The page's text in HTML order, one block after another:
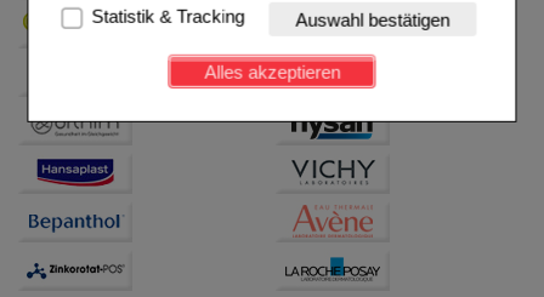
Website notwendig sind (z.B. Navigation, Warenkorb,
Kundenkonto), weshalb auf diese nicht verzichtet
werden kann.
Einkaufserlebnis noch ansprechender zu gestalten,
beispielsweise für die Wiedererkennung des
Besuchers oder unsere Seite an bevorzugte
Verhaltensweisen (z.B. Spracheinstellung)
anzupassen. Komfort-Cookies ermöglichen es uns
auch auf Ihre Bedürfnisse zugeschrittene Inhalte
betreiben.
Statistik & Tracking Auswahl bestätigen
Alles akzeptieren